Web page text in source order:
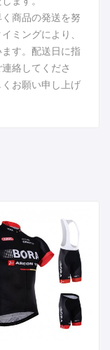
商品の発送を努
ミングにより、
す。配送日に指
絡してくださ
お願い申し上げ